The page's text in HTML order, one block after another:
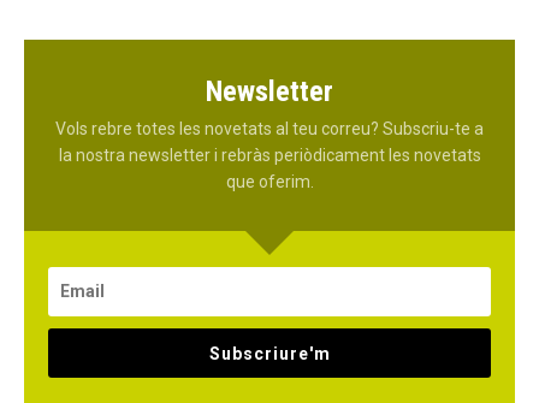
Newsletter
Vols rebre totes les novetats al teu correu? Subscriu-te a
la nostra newsletter i rebràs periòdicament les novetats
que oferim.
Subscriure'm